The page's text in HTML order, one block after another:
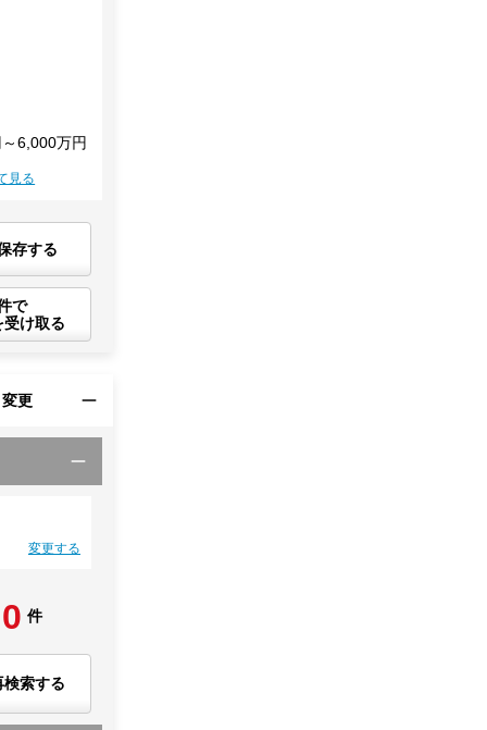
6,000万円
見る
存する
で
受け取る
更
変更する
0 件
検索する